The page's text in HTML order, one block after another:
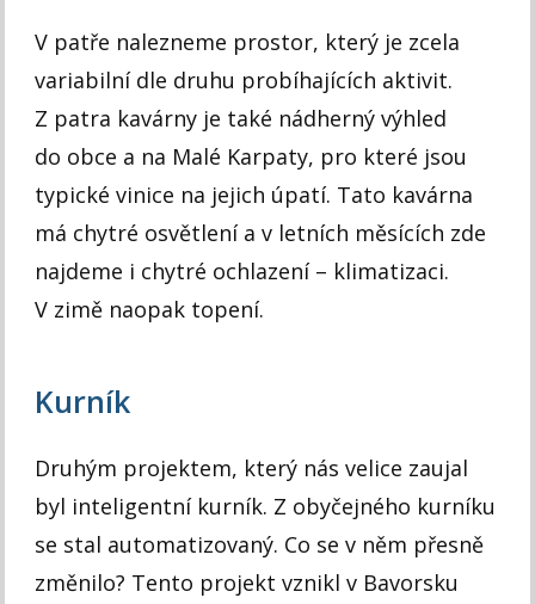
V patře nalezneme prostor, který je zcela
variabilní dle druhu probíhajících aktivit.
Z patra kavárny je také nádherný výhled
do obce a na Malé Karpaty, pro které jsou
typické vinice na jejich úpatí. Tato kavárna
má chytré osvětlení a v letních měsících zde
najdeme i chytré ochlazení – klimatizaci.
V zimě naopak topení.
Kurník
Druhým projektem, který nás velice zaujal
byl inteligentní kurník. Z obyčejného kurníku
se stal automatizovaný. Co se v něm přesně
změnilo? Tento projekt vznikl v Bavorsku